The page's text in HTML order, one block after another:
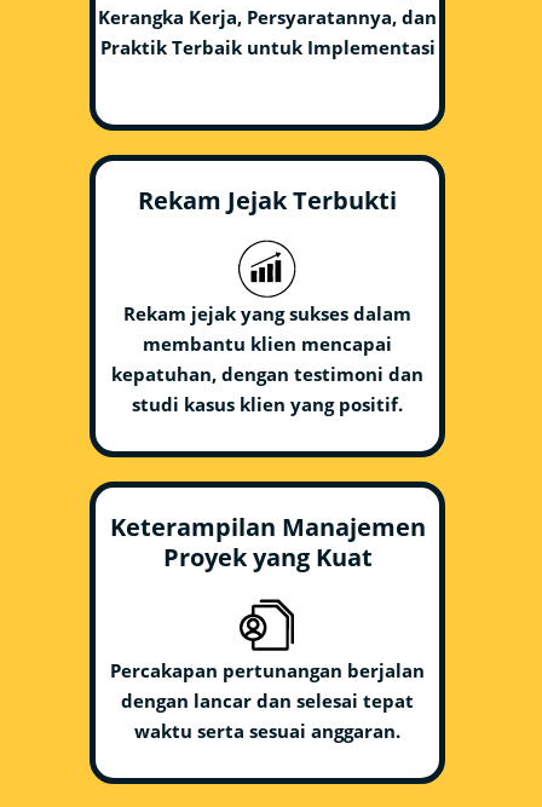
Kerangka Kerja, Persyaratannya, dan
Praktik Terbaik untuk Implementasi
Rekam Jejak Terbukti
Rekam jejak yang sukses dalam
membantu klien mencapai
kepatuhan, dengan testimoni dan
studi kasus klien yang positif.
Keterampilan Manajemen
Proyek yang Kuat
Percakapan pertunangan berjalan
dengan lancar dan selesai tepat
waktu serta sesuai anggaran.